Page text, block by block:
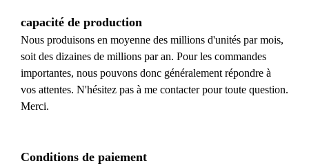
capacité de production
Nous produisons en moyenne des millions d'unités par mois,
soit des dizaines de millions par an. Pour les commandes
importantes, nous pouvons donc généralement répondre à
vos attentes. N'hésitez pas à me contacter pour toute question.
Merci.
Conditions de paiement